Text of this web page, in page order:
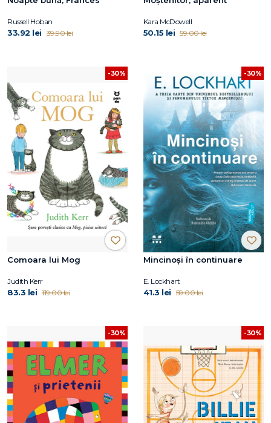
Russell Hoban
33.92 lei 39.90 lei
Kara McDowell
50.15 lei 59.00 lei
-30%
Comoara lui Mog
Judith Kerr
83.3 lei 119.00 lei
-30%
Mincinoși în continuare
E. Lockhart
41.3 lei 59.00 lei
-30% -30%